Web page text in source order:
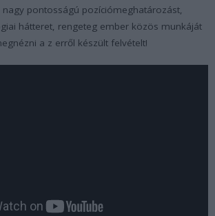
pontosságú pozíciómeghatározást,
hátteret, rengeteg ember közös munkáját
a z erről készült felvételt!